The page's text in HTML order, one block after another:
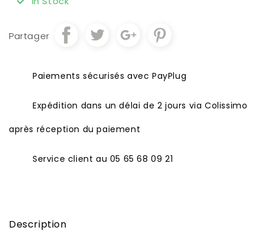
Partager
Paiements sécurisés avec PayPlug
Expédition dans un délai de 2 jours via Colissimo
après réception du paiement
Service client au 05 65 68 09 21
Description